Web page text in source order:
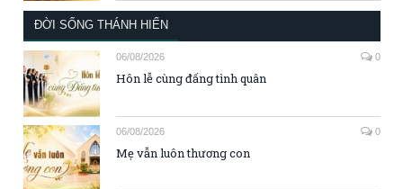
ĐỜI SỐNG THÁNH HIẾN
06/08/2026 0
Hôn lễ cùng đấng tình quân
06/08/2026 0
Mẹ vẫn luôn thương con